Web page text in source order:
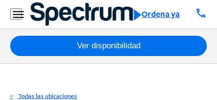
Ordena ya call
Residencial
Business
Paquetes
Internet
Ver disponibilidad
Todas las ubicaciones